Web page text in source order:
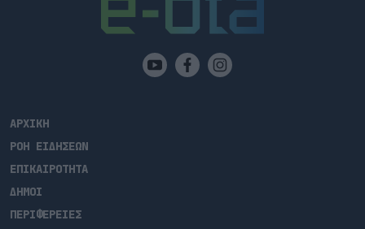
ΑΡΧΙΚΗ
ΡΟΗ ΕΙΔΗΣΕΩΝ
ΕΠΙΚΑΙΡΟΤΗΤΑ
ΔΗΜΟΙ
ΠΕΡΙΦΕΡΕΙΕΣ